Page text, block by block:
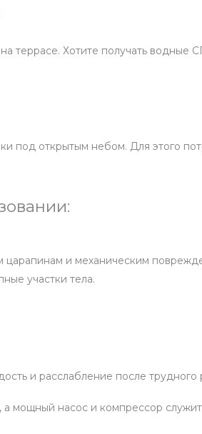
террасе. Хотите получать водные
под открытым небом. Для этого
царапинам и механическим
участки тела.
и расслабление после трудного
мощный насос и компрессор